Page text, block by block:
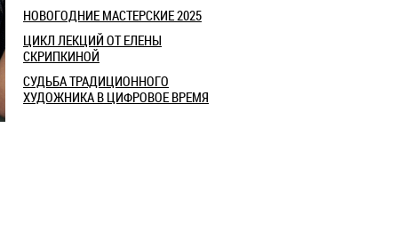
НОВОГОДНИЕ МАСТЕРСКИЕ 2025
ЦИКЛ ЛЕКЦИЙ ОТ ЕЛЕНЫ
СКРИПКИНОЙ
СУДЬБА ТРАДИЦИОННОГО
ХУДОЖНИКА В ЦИФРОВОЕ ВРЕМЯ